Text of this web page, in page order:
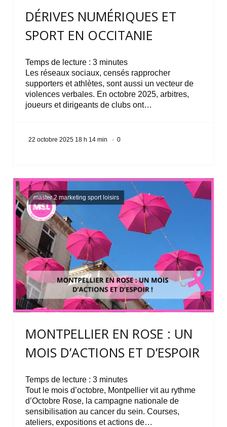
DÉRIVES NUMÉRIQUES ET
SPORT EN OCCITANIE
Temps de lecture : 3 minutes
Les réseaux sociaux, censés rapprocher
supporters et athlètes, sont aussi un vecteur de
violences verbales. En octobre 2025, arbitres,
joueurs et dirigeants de clubs ont…
22 octobre 2025 18 h 14 min · 0
master 2 marketing sport loisirs
MONTPELLIER EN ROSE : UN
MOIS D’ACTIONS ET D’ESPOIR
Temps de lecture : 3 minutes
Tout le mois d’octobre, Montpellier vit au rythme
d’Octobre Rose, la campagne nationale de
sensibilisation au cancer du sein. Courses,
ateliers, expositions et actions de…